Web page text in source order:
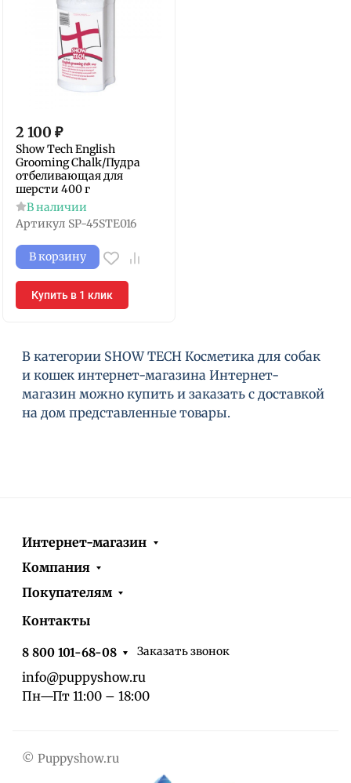
2 100 ₽
Show Tech English
Grooming Chalk/Пудра
отбеливающая для
шерсти 400 г
В наличии
Артикул SP-45STE016
В корзину
Купить в 1 клик
В категории SHOW TECH Косметика для собак
и кошек интернет-магазина Интернет-
магазин можно купить и заказать с доставкой
на дом представленные товары.
Интернет-магазин
Компания
Покупателям
Контакты
8 800 101-68-08 Заказать звонок
info@puppyshow.ru
Пн—Пт 11:00 – 18:00
© Puppyshow.ru